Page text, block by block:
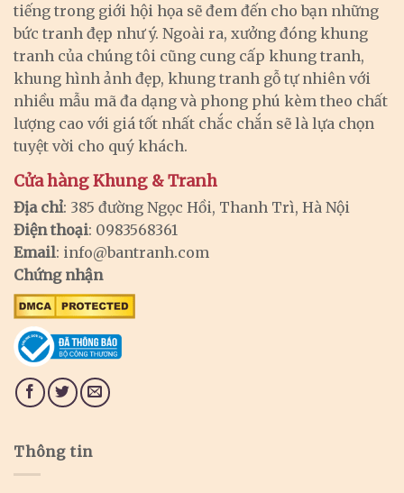
tiếng trong giới hội họa sẽ đem đến cho bạn những
bức tranh đẹp như ý. Ngoài ra, xưởng đóng khung
tranh của chúng tôi cũng cung cấp khung tranh,
khung hình ảnh đẹp, khung tranh gỗ tự nhiên với
nhiều mẫu mã đa dạng và phong phú kèm theo chất
lượng cao với giá tốt nhất chắc chắn sẽ là lựa chọn
tuyệt vời cho quý khách.
Cửa hàng Khung & Tranh
Địa chỉ: 385 đường Ngọc Hồi, Thanh Trì, Hà Nội
Điện thoại: 0983568361
Email: info@bantranh.com
Chứng nhận
Thông tin